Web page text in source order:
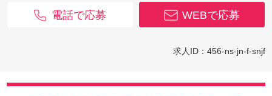
WEBで応募
電話で応募
求人ID：456-ns-jn-f-snjf